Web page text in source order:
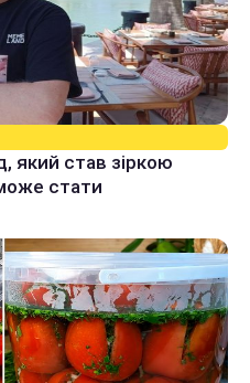
який став зіркою
стати